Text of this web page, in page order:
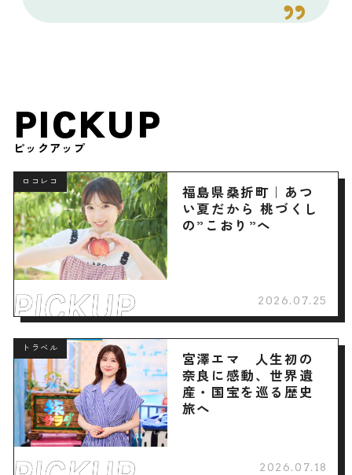
PICKUP
ピックアップ
ロコレコ
福島県桑折町｜あつ
い夏だから 桃づくし
の”こおり”へ
2026.07.25
トラベル
宮澤エマ 人生初の
奈良に感動、世界遺
産・国宝を巡る歴史
旅へ
2026.07.18